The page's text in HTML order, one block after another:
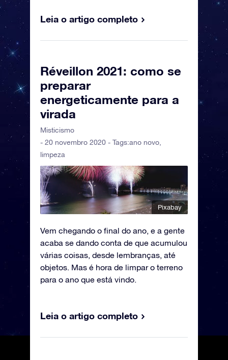
Leia o artigo completo
Réveillon 2021: como se
preparar
energeticamente para a
virada
Misticismo
- 20 novembro 2020 - Tags:ano novo
limpeza
Pixabay
Vem chegando o final do ano, e a gente
acaba se dando conta de que acumulou
várias coisas, desde lembranças, até
objetos. Mas é hora de limpar o terreno
para o ano que está vindo.
Leia o artigo completo